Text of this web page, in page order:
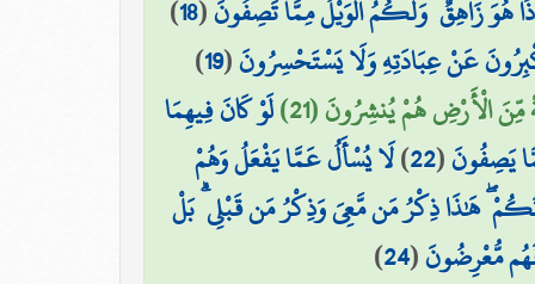
هُوَ زَاهِقٌ ۚ وَلَكُمُ الْوَيْلُ مِمَّا تَصِفُونَ(
18
)
عَنْ عِبَادَتِهِ وَلَا يَسْتَحْسِرُونَ(
19
)
مِّنَ الْأَرْضِ هُمْ يُنشِرُونَ (21)
لَوْ كَانَ فِيهِمَا
يَصِفُونَ(
22
)لَا يُسْأَلُ عَمَّا يَفْعَلُ وَهُمْ
هَٰذَا ذِكْرُ مَن مَّعِيَ وَذِكْرُ مَن قَبْلِي ۗ بَلْ
مُّعْرِضُونَ(
24
)